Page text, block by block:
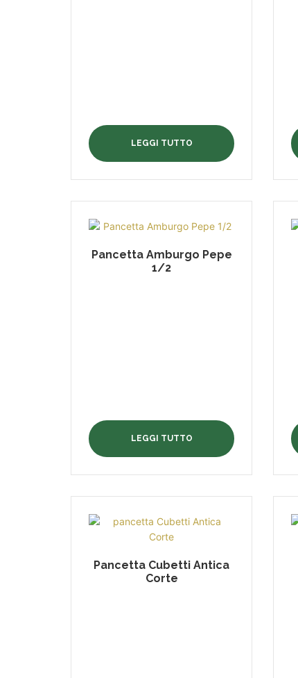
LEGGI TUTTO
Pancetta Amburgo Pepe
1/2
LEGGI TUTTO
Pancetta Cubetti Antica
Corte